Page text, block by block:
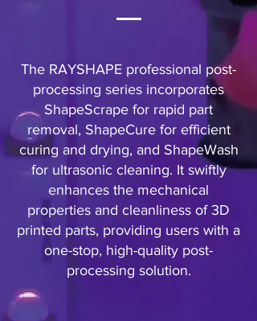
The RAYSHAPE professional post-
processing series incorporates
ShapeScrape for rapid part
removal, ShapeCure for efficient
curing and drying, and ShapeWash
for ultrasonic cleaning. It swiftly
enhances the mechanical
properties and cleanliness of 3D
printed parts, providing users with a
one-stop, high-quality post-
processing solution.